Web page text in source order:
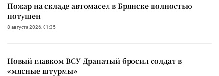
Пожар на складе автомасел в Брянске полностью
потушен
8 августа 2026, 01:35
Новый главком ВСУ Драпатый бросил солдат в
«мясные штурмы»